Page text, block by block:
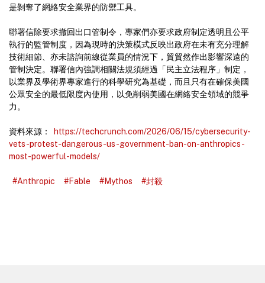
是剝奪了網絡安全業界的防禦工具。
聯署信除要求撤回出口管制令，專家們亦要求政府制定透明且公平
執行的監管制度，因為現時的決策模式反映出政府在未有充分理解
技術細節、亦未諮詢前線從業員的情況下，貿貿然作出影響深遠的
管制決定。聯署信內強調相關法規須經過「民主立法程序」制定，
以業界及學術界專家進行的科學研究為基礎，而且只有在確保美國
公眾安全的最低限度內使用，以免削弱美國在網絡安全領域的競爭
力。
資料來源：
https://techcrunch.com/2026/06/15/cybersecurity-
vets-protest-dangerous-us-government-ban-on-anthropics-
most-powerful-models/
#Anthropic #Fable #Mythos #封殺